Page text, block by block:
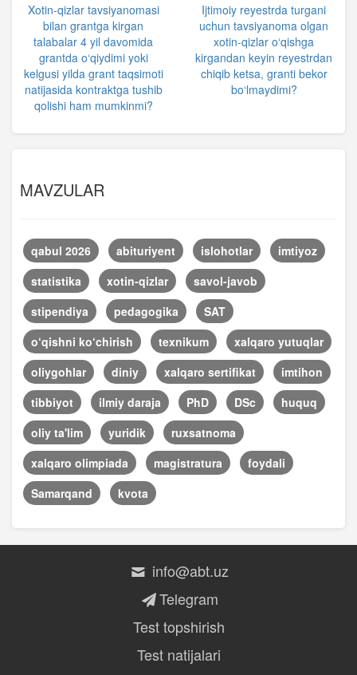
Xotin-qizlar tavsiyanomasi
bilan grantga kirgan
talabalar 4 yil davomida
grantda o‘qiydimi yoki
kelgusi yilda grant taqsimoti
natijasida kontraktga tushib
qolishi ham mumkinmi?
Ijtimoiy reyestrda turgani
uchun tavsiyanoma olgan
xotin-qizlar o‘qishga
kirgandan keyin reyestrdan
chiqib ketsa, granti bekor
bo‘lmaydimi?
MAVZULAR
qabul 2026 abituriyent islohotlar
imtiyoz
statistika
xotin-qizlar
savol-javob
stipendiya
pedagogika
SAT
o‘qishni ko‘chirish
texnikum
xalqaro yutuqlar
oliygohlar
diniy xalqaro sertifikat
imtihon
tibbiyot
ilmiy daraja PhD DSc
huquq
oliy ta'lim
yuridik
ruxsatnoma
xalqaro olimpiada
magistratura
foydali
Samarqand
kvota
info@abt.uz
Telegram
Test topshirish
Test natijalari